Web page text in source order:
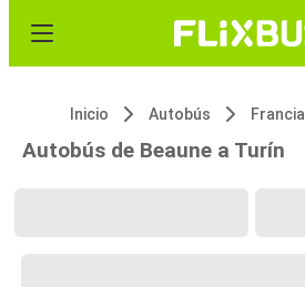
Inicio Autobús Francia
Autobús de Beaune a Turín